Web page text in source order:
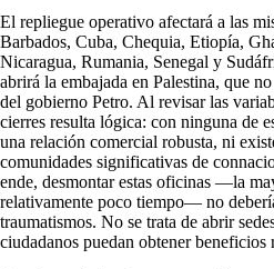
El repliegue operativo afectará a las
Barbados, Cuba, Chequia, Etiopía,
Nicaragua, Rumania, Senegal y
abrirá la embajada en Palestina, que
del gobierno Petro. Al revisar las
cierres resulta lógica: con ninguna de
una relación comercial robusta, ni
comunidades significativas de
ende, desmontar estas oficinas —la
relativamente poco tiempo— no
traumatismos. No se trata de abrir
ciudadanos puedan obtener beneficios